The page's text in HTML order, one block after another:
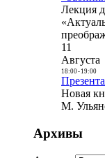
Лекция
11
Августа
18:00- 19:00
Новая
М.
Архивы